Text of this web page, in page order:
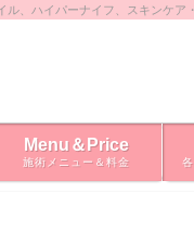
、ハイパーナイフ、スキンケ
Menu＆Price
施術メニュー＆料金